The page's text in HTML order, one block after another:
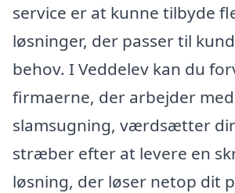
service er at kunne tilbyde
løsninger, der passer til
behov. I Veddelev kan du
firmaerne, der arbejder med
slamsugning, værdsætter
stræber efter at levere en
løsning, der løser netop dit